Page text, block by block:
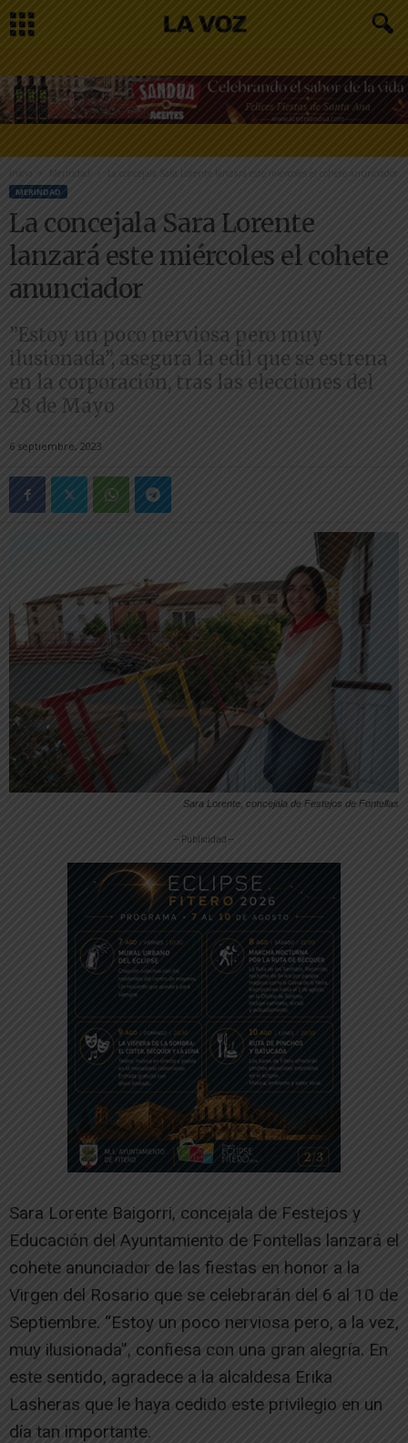
Inicio La concejala Sara Lorente lanzará este miércoles el cohete anunciador
MERINDAD
La concejala Sara Lorente
lanzará este miércoles el cohete
anunciador
”Estoy un poco nerviosa pero muy
ilusionada”, asegura la edil que se estrena
en la corporación, tras las elecciones del
28 de Mayo
6 septiembre, 2023
Sara Lorente, concejala de Festejos de Fontellas
-- Publicidad --
Sara Lorente Baigorri, concejala de Festejos y
Educación del Ayuntamiento de Fontellas lanzará el
cohete anunciador de las fiestas en honor a la
Virgen del Rosario que se celebrarán del 6 al 10 de
Septiembre. “Estoy un poco nerviosa pero, a la vez,
muy ilusionada”, confiesa con una gran alegría. En
este sentido, agradece a la alcaldesa Erika
Lasheras que le haya cedido este privilegio en un
día tan importante.